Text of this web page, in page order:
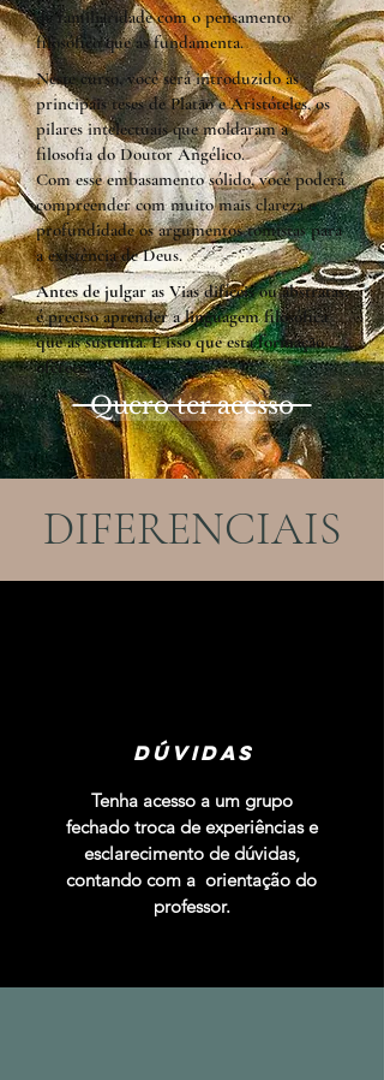
de familiaridade com o pensamento
filosófico que as fundamenta.
Neste curso, você será introduzido às
principais teses de Platão e Aristóteles, os
pilares intelectuais que moldaram a
filosofia do Doutor Angélico.
Com esse embasamento sólido, você poderá
compreender com muito mais clareza e
profundidade os argumentos tomistas para
a existência de Deus.
Antes de julgar as Vias difíceis ou abstratas,
é preciso aprender a linguagem filosófica
que as sustenta. É isso que esta formação
oferece.
Quero ter acesso
DIFERENCIAIS
dÚVIDAS
Tenha acesso a um grupo
fechado troca de experiências e
esclarecimento de dúvidas,
contando com a orientação do
professor.